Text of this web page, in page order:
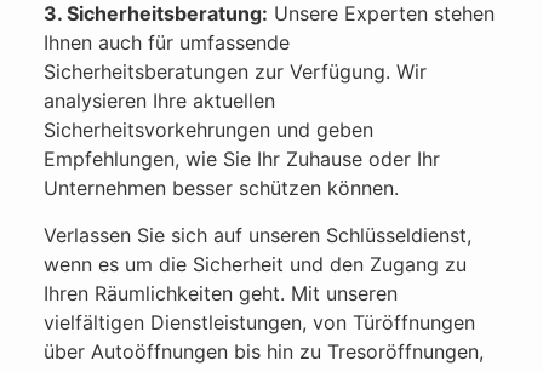
3. Sicherheitsberatung: Unsere Experten stehen
Ihnen auch für umfassende
Sicherheitsberatungen zur Verfügung. Wir
analysieren Ihre aktuellen
Sicherheitsvorkehrungen und geben
Empfehlungen, wie Sie Ihr Zuhause oder Ihr
Unternehmen besser schützen können.
Verlassen Sie sich auf unseren Schlüsseldienst,
wenn es um die Sicherheit und den Zugang zu
Ihren Räumlichkeiten geht. Mit unseren
vielfältigen Dienstleistungen, von Türöffnungen
über Autoöffnungen bis hin zu Tresoröffnungen,